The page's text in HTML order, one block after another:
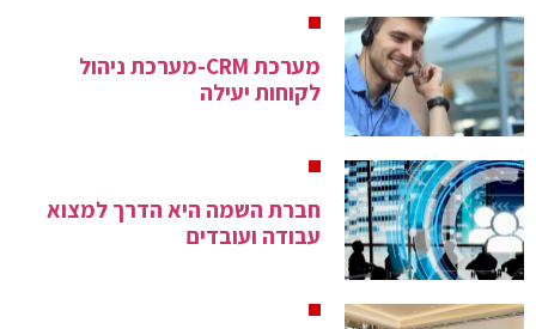
מערכת CRM-מערכת ניהול
לקוחות יעילה
חברת השמה היא הדרך למצוא
עבודה ועובדים